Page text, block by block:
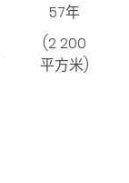
57年
(2 200
平方米)